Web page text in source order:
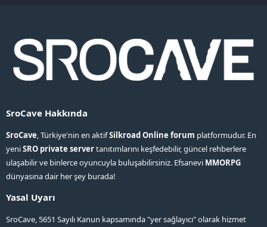
SroCave Hakkında
SroCave, Türkiye'nin en aktifSilkroad Online forum platformudur. En
yeniSRO private servertanıtımlarını keşfedebilir, güncel rehberlere
ulaşabilir ve binlerce oyuncuyla buluşabilirsiniz. Efsanevi MMORPG
dünyasına dair her şey burada!
Yasal Uyarı
SroCave, 5651 Sayılı Kanun kapsamında "yer sağlayıcı" olarak hizmet